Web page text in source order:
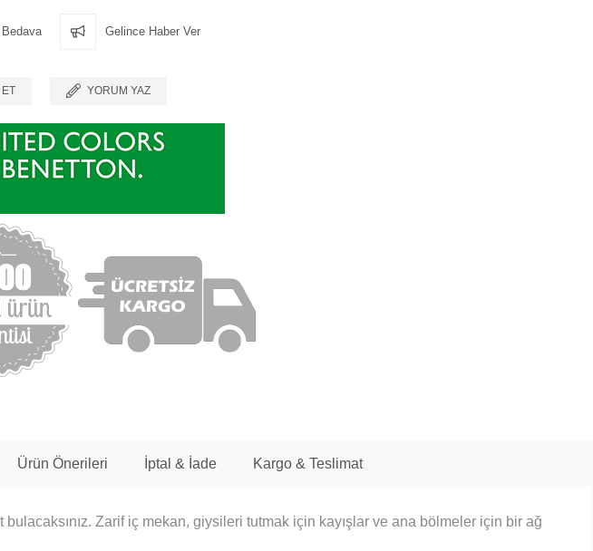
Bedava Gelince Haber Ver
ET YORUM YAZ
Ürün Önerileri İptal & İade Kargo & Teslimat
Zarif iç mekan, giysileri tutmak için kayışlar ve ana bölmeler için bir ağ